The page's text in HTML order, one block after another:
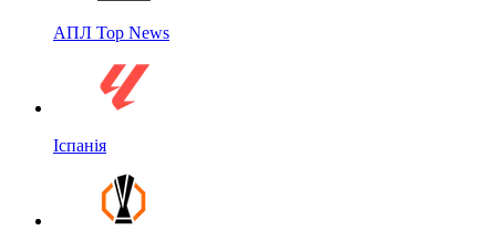
АПЛ Top News
Іспанія